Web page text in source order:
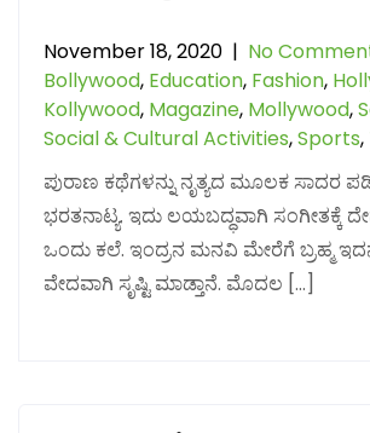
November 18, 2020 | No
Bollywood, Education, Fashion,
Kollywood, Magazine, Mollywood,
Social & Cultural Activities,Sports,
ಪುರಾಣ ಕಥೆಗಳನ್ನು ನೃತ್ಯದ ಮೂಲಕ ಸಾದರ
ಭರತನಾಟ್ಯ. ಇದು ಲಯಬದ್ಧವಾಗಿ ಸಂಗೀತಕ್ಕೆ
ಒಂದು ಕಲೆ. ಇಂದ್ರನ ಮನವಿ ಮೇರೆಗೆ ಬ್ರಹ್ಮ
ವೇದವಾಗಿ ಸೃಷ್ಟಿ ಮಾಡ್ತಾನೆ. ಮೊದಲ […]